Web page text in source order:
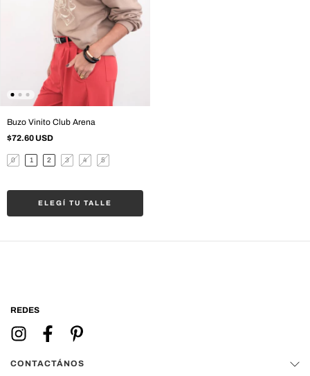
Buzo Vinito Club Arena
$72.60 USD
0 1 2 3 4 5
ELEGÍ TU TALLE
REDES
CONTACTÁNOS